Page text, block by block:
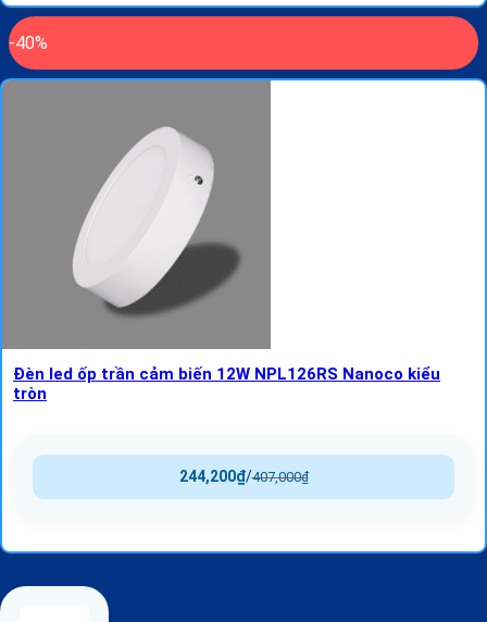
-40%
Đèn led ốp trần cảm biến 12W NPL126RS Nanoco kiểu
tròn
407,000₫
/
244,200₫